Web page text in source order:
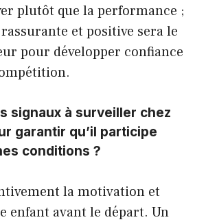
plutôt que la performance ;
et positive sera le
pour développer confiance
signaux à surveiller chez
garantir qu’il participe
conditions ?
la motivation et
enfant avant le départ. Un